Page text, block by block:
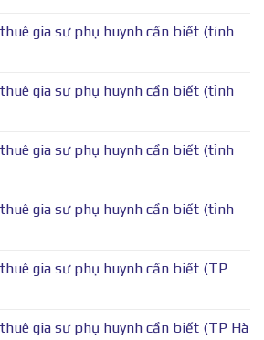
gia sư phụ huynh cần biết (tỉnh
gia sư phụ huynh cần biết (tỉnh
gia sư phụ huynh cần biết (tỉnh
gia sư phụ huynh cần biết (tỉnh
gia sư phụ huynh cần biết (TP
gia sư phụ huynh cần biết (TP Hà